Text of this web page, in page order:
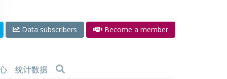
Data subscribers Become a member
统计数据